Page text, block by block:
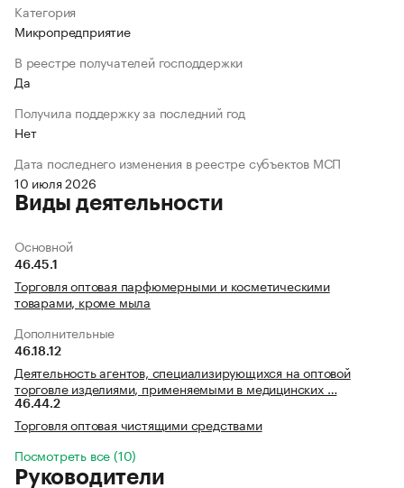
Категория
Микропредприятие
В реестре получателей господдержки
Да
Получила поддержку за последний год
Нет
Дата последнего изменения в реестре субъектов МСП
10 июля 2026
Виды деятельности
Основной
46.45.1
Торговля оптовая парфюмерными и косметическими
товарами, кроме мыла
Дополнительные
46.18.12
Деятельность агентов, специализирующихся на оптовой
торговле изделиями, применяемыми в медицинских …
46.44.2
Торговля оптовая чистящими средствами
Посмотреть все (10)
Руководители